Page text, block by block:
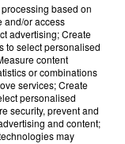
based on
and/or access
advertising; Create
to select personalised
content
or combinations
services; Create
personalised
security, prevent and
and content;
may